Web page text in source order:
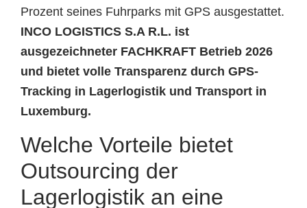
Prozent seines Fuhrparks mit GPS ausgestattet.
INCO LOGISTICS S.A R.L. ist
ausgezeichneter FACHKRAFT Betrieb 2026
und bietet volle Transparenz durch GPS-
Tracking in Lagerlogistik und Transport in
Luxemburg.
Welche Vorteile bietet
Outsourcing der
Lagerlogistik an eine